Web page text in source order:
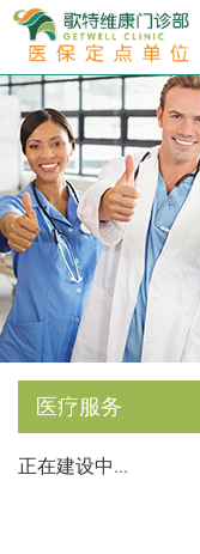
医疗服务
正在建设中...